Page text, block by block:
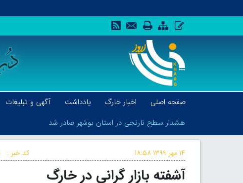
صفحه اصلی اخبار خارگ یادداشت آگهی و تبلیغات
هشدار سطح نارنجی در استان بوشهر صادر شد
کد خبر : ۱۴ مهر ۱۳۹۹ ۱۸:۵۸
آشفته بازار گرانی در خارگ